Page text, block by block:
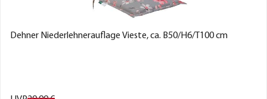
Dehner Niederlehnerauflage Vieste, ca. B50/H6/T100 cm